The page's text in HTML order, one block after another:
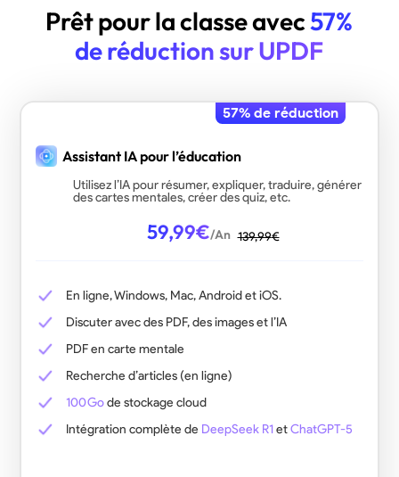
Prêt pour la classe avec57%
de réduction sur UPDF
57% de réduction
Assistant IA pour l’éducation
Utilisez l’IA pour résumer, expliquer, traduire, générer
des cartes mentales, créer des quiz, etc.
59,99€/An 139,99€
En ligne, Windows, Mac, Android et iOS.
Discuter avec des PDF, des images et l’IA
PDF en carte mentale
Recherche d’articles (en ligne)
100 Gode stockage cloud
Intégration complète de DeepSeek R1etChatGPT-5